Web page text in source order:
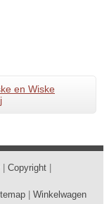
en Wiske
Copyright
Winkelwagen